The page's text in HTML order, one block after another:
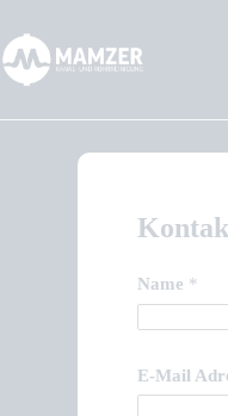
Kontakt
Name *
E-Mail